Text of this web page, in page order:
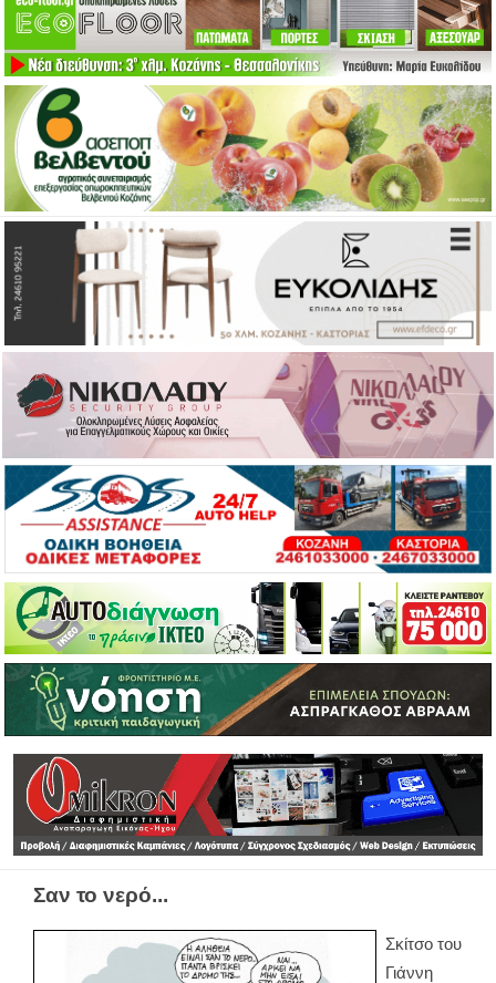
Σαν το νερό...
Σκίτσο του
Γιάννη